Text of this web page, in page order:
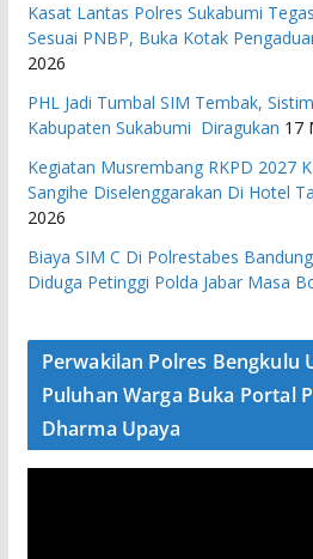
Kasat Lantas Polres Sukabumi
Sesuai PNBP, Buka Kotak
2026
PHL Jadi Tumbal SIM Tembak,
Kabupaten Sukabumi Diragukan 17
Kegiatan Musrembang RKPD 2027
Sangihe Diselenggarakan Di Hotel
2026
Biaya SIM C Di Polrestabes
Diduga Petinggi Polda Jabar Masa
Perwakilan Polres Bengkulu
Puluhan Warga Buka Portal
Dharma Upaya